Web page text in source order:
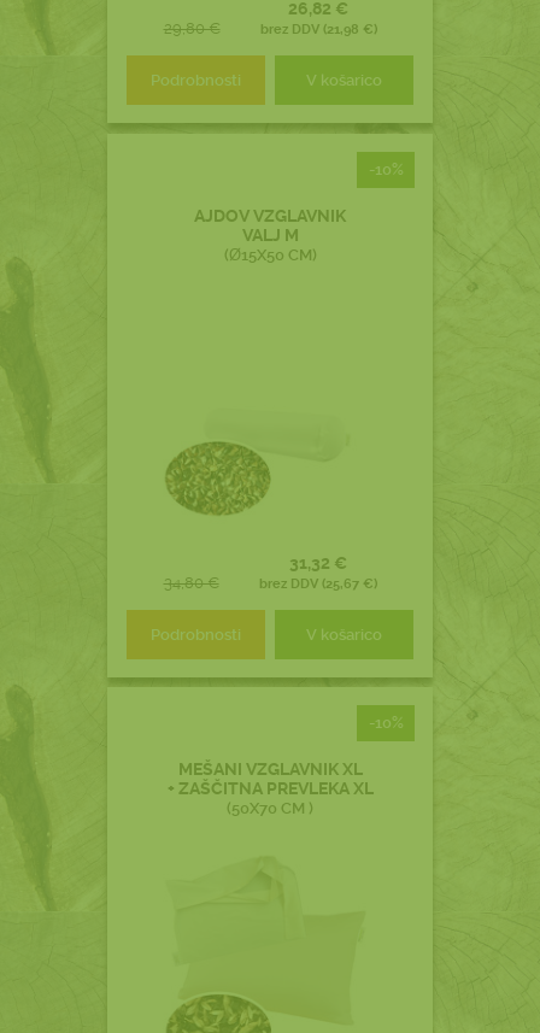
29,80 €
26,82 €
brez DDV (21,98 €)
Podrobnosti V košarico
-10%
AJDOV VZGLAVNIK
VALJ M
(Ø15X50 CM)
34,80 €
31,32 €
brez DDV (25,67 €)
Podrobnosti V košarico
-10%
MEŠANI VZGLAVNIK XL
+ ZAŠČITNA PREVLEKA XL
(50X70 CM )